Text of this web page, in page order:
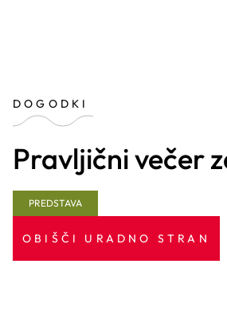
DOGODKI
Pravljični večer
PREDSTAVA
OBIŠČI URADNO STRAN